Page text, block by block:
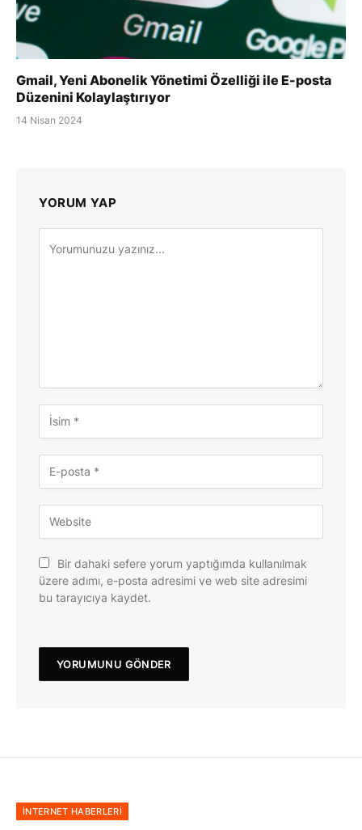
Gmail, Yeni Abonelik Yönetimi Özelliği ile E-posta
Düzenini Kolaylaştırıyor
14 Nisan 2024
YORUM YAP
Bir dahaki sefere yorum yaptığımda kullanılmak
üzere adımı, e-posta adresimi ve web site adresimi
bu tarayıcıya kaydet.
İNTERNET HABERLERI